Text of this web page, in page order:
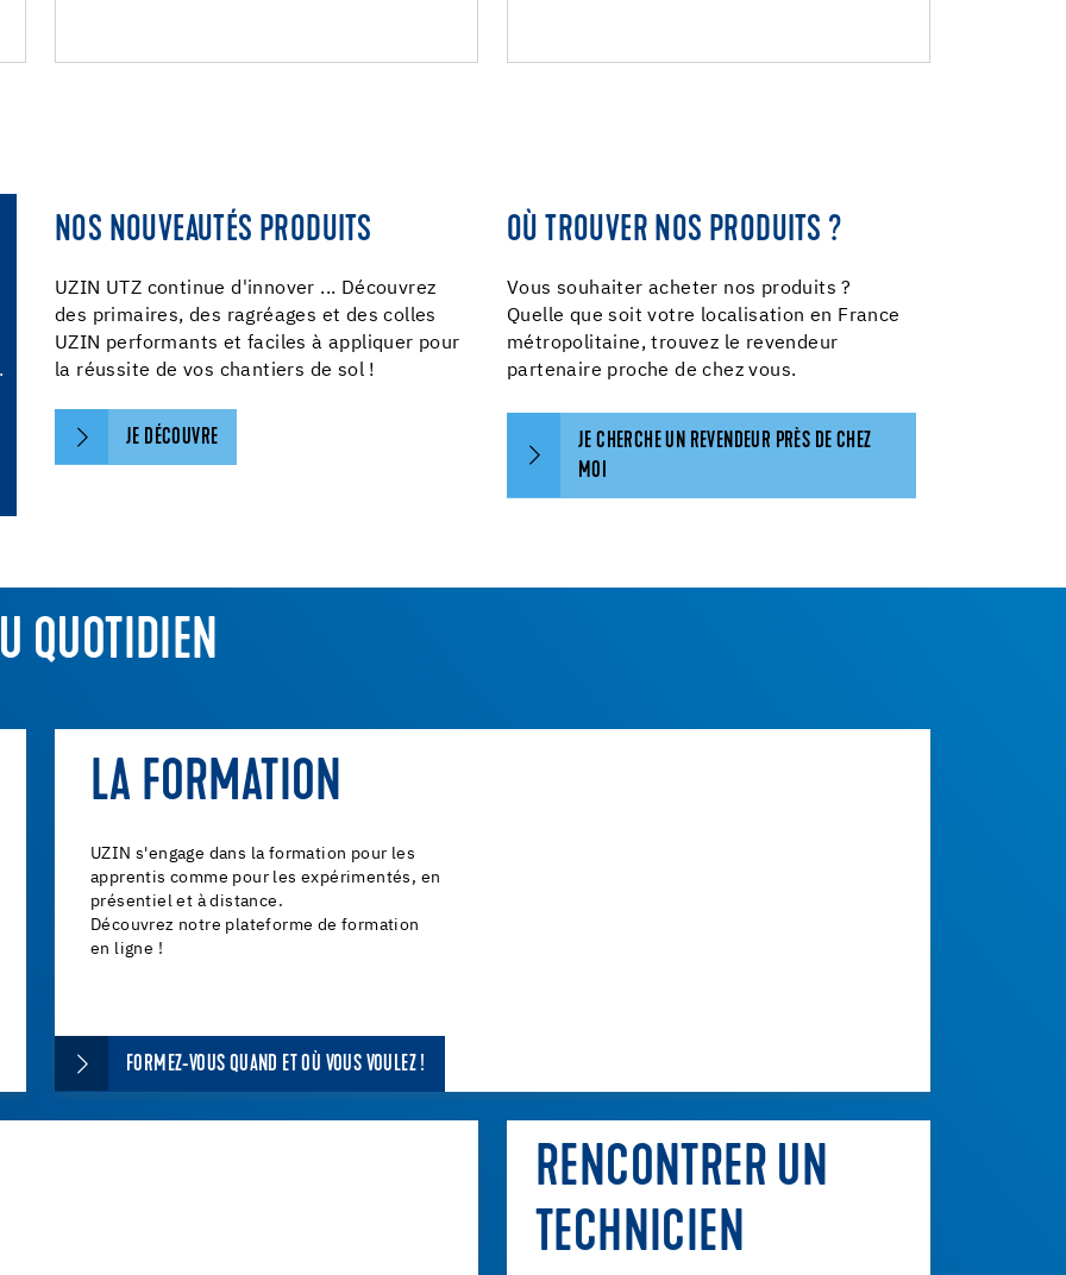
NOS NOUVEAUTÉS PRODUITS
UZIN UTZ continue d'innover ... Découvrez
des primaires, des ragréages et des colles
UZIN performants et faciles à appliquer pour
la réussite de vos chantiers de sol !
JE DÉCOUVRE
OÙ TROUVER NOS PRODUITS ?
Vous souhaiter acheter nos produits ?
Quelle que soit votre localisation en France
métropolitaine, trouvez le revendeur
partenaire proche de chez vous.
JE CHERCHE UN REVENDEUR PRÈS DE CHEZ
MOI
QUOTIDIEN
LA FORMATION
UZIN s'engage dans la formation pour les
apprentis comme pour les expérimentés, en
présentiel et à distance.
Découvrez notre plateforme de formation
en ligne !
FORMEZ-VOUS QUAND ET OÙ VOUS VOULEZ !
RENCONTRER UN
TECHNICIEN